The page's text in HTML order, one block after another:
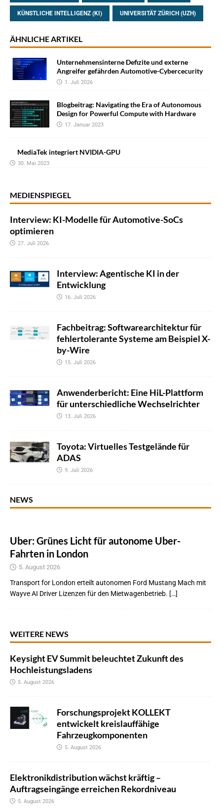
KÜNSTLICHE INTELLIGENZ (KI) UNIVERSITÄT ZÜRICH (UZH)
ÄHNLICHE ARTIKEL
Unternehmensinterne Defizite und externe
Angreifer gefährden Automotive-Cybercecurity
1. Juli 2026
Blogbeitrag: Navigating the Era of Autonomous
Design for Powerful Compute with Hardware
17. Januar 2023
MediaTek integriert NVIDIA-GPU
30. Mai 2023
MEDIENSPIEGEL
Interview: KI-Modelle für Automotive-SoCs
optimieren
27. Juli 2026
Interview: Agentische KI in der
Entwicklung
16. Juli 2026
Fachbeitrag: Softwarearchitektur für
fehlertolerante Systeme am Beispiel X-
by-Wire
15. Juli 2026
Anwenderbericht: Eine HiL-Plattform
für unterschiedliche Wechselrichter
13. Juli 2026
Toyota: Virtuelles Testgelände für
ADAS
9. Juli 2026
NEWS
Uber: Grünes Licht für autonome Uber-
Fahrten in London
5. August 2026
Transport for London erteilt autonomen Ford Mustang Mach mit
Wayve AI Driver Lizenzen für den Mietwagenbetrieb. […]
WEITERE NEWS
Keysight EV Summit beleuchtet Zukunft des
Hochleistungsladens
5. August 2026
Forschungsprojekt KOLLEKT
entwickelt kreislauffähige
Fahrzeugkomponenten
5. August 2026
Elektronikdistribution wächst kräftig –
Auftragseingänge erreichen Rekordniveau
5. August 2026